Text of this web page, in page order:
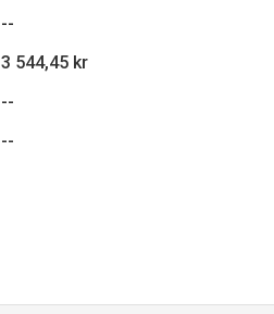
--
3 544,45 kr
--
--